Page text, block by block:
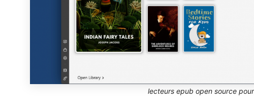
lecteurs epub open source